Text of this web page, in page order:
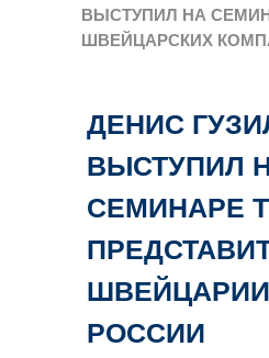
ВЫСТУПИЛ НА
ШВЕЙЦАРСКИХ
ДЕНИС
ВЫСТУПИЛ
СЕМИНАРЕ
РОССИИ